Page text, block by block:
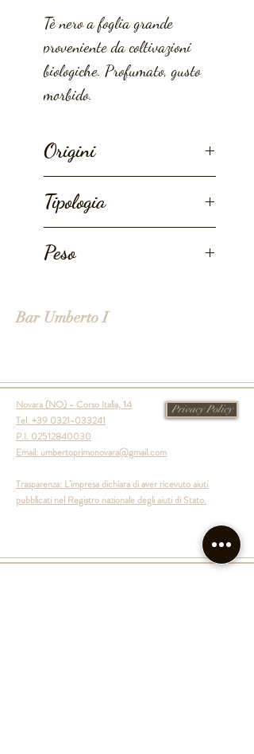
Tè nero a foglia grande
proveniente da coltivazioni
biologiche. Profumato, gusto
morbido.
Origini
Tipologia
Biologica.
Peso
Bar Umberto I
Novara (NO) - Corso Italia, 14
Tel. +39 0321-033241
P.I. 02512840030
Email: umbertoprimonovara@gmail.com
Trasparenza: L’impresa dichiara di aver ricevuto aiuti
pubblicati nel Registro nazionale degli aiuti di Stato.
Privacy Policy